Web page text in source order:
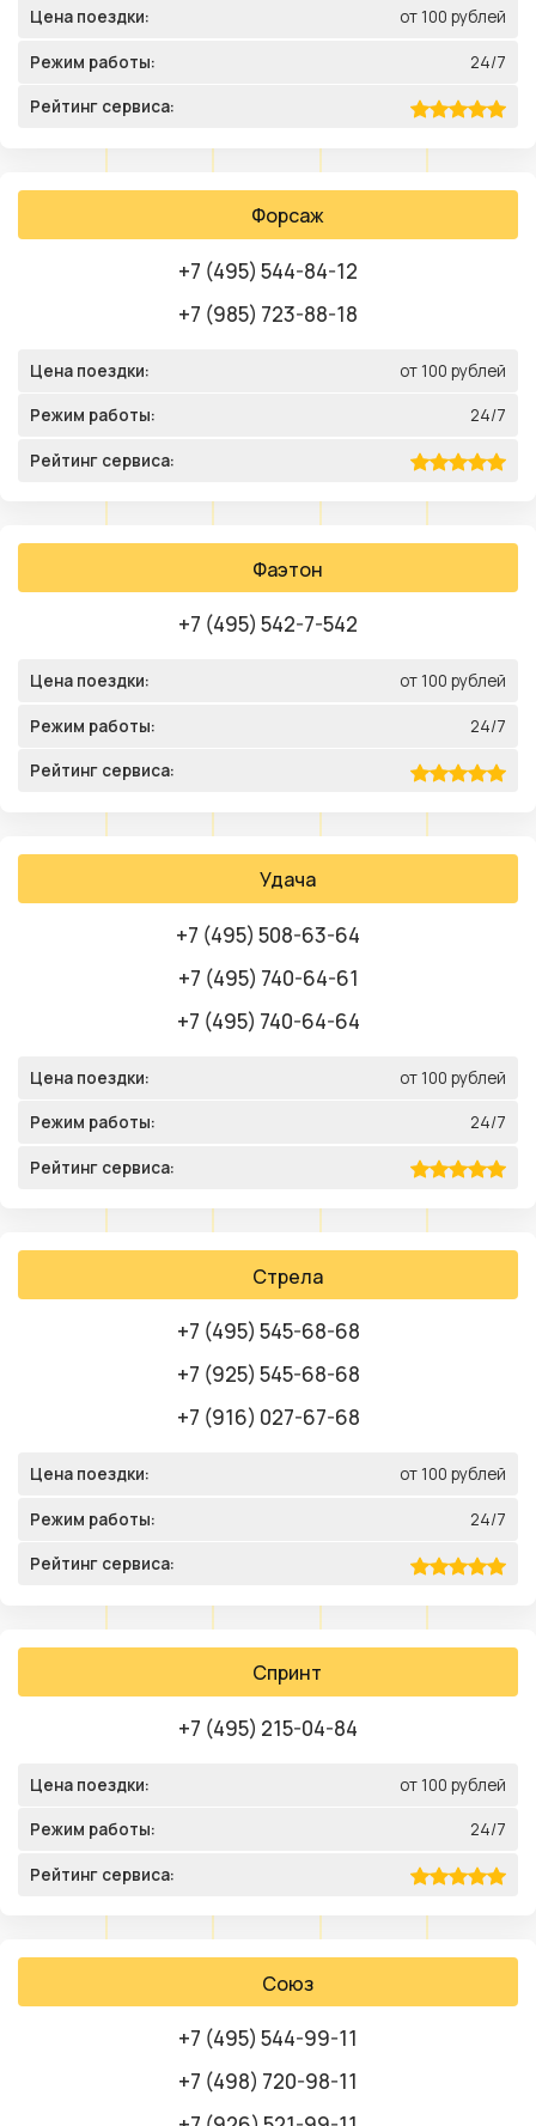
Цена поездки: от 100 рублей
Режим работы: 24/7
Рейтинг сервиса:
Форсаж
+7 (495) 544-84-12
+7 (985) 723-88-18
Цена поездки: от 100 рублей
Режим работы: 24/7
Рейтинг сервиса:
Фаэтон
+7 (495) 542-7-542
Цена поездки: от 100 рублей
Режим работы: 24/7
Рейтинг сервиса:
Удача
+7 (495) 508-63-64
+7 (495) 740-64-61
+7 (495) 740-64-64
Цена поездки: от 100 рублей
Режим работы: 24/7
Рейтинг сервиса:
Стрела
+7 (495) 545-68-68
+7 (925) 545-68-68
+7 (916) 027-67-68
Цена поездки: от 100 рублей
Режим работы: 24/7
Рейтинг сервиса:
Спринт
+7 (495) 215-04-84
Цена поездки: от 100 рублей
Режим работы: 24/7
Рейтинг сервиса:
Союз
+7 (495) 544-99-11
+7 (498) 720-98-11